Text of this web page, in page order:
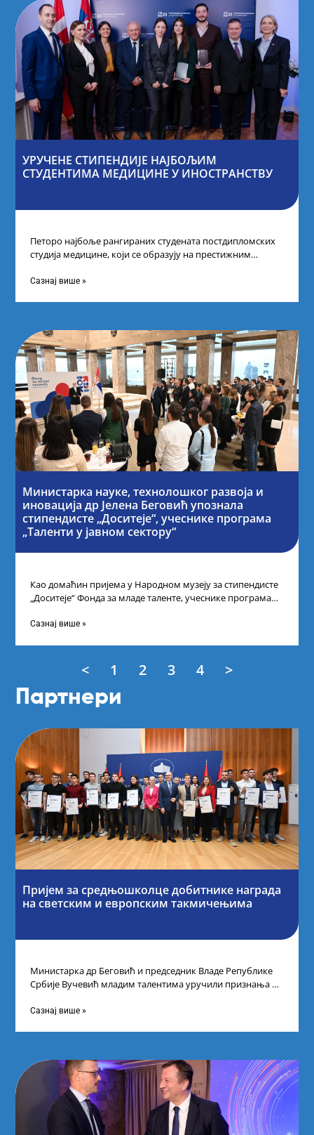
УРУЧЕНЕ СТИПЕНДИЈЕ НАЈБОЉИМ
СТУДЕНТИМА МЕДИЦИНЕ У ИНОСТРАНСТВУ
Петоро најбоље рангираних студената постдипломских
студија медицине, који се образују на престижним
стипендије од
Сазнај више »
Министарка науке, технолошког развоја и
иновација др Јелена Беговић упознала
стипендисте „Доситеје“, учеснике програма
„Таленти у јавном сектору“
Као домаћин пријема у Народном музеју за стипендисте
„Доситеје“ Фонда за младе таленте, учеснике програма
Сазнај више »
< 1 2 3 4 >
Партнери
Пријем за средњошколце добитнике награда
на светским и европским такмичењима
Министарка др Беговић и председник Владе Републике
Србије Вучевић младим талентима уручили признања У
Сазнај више »